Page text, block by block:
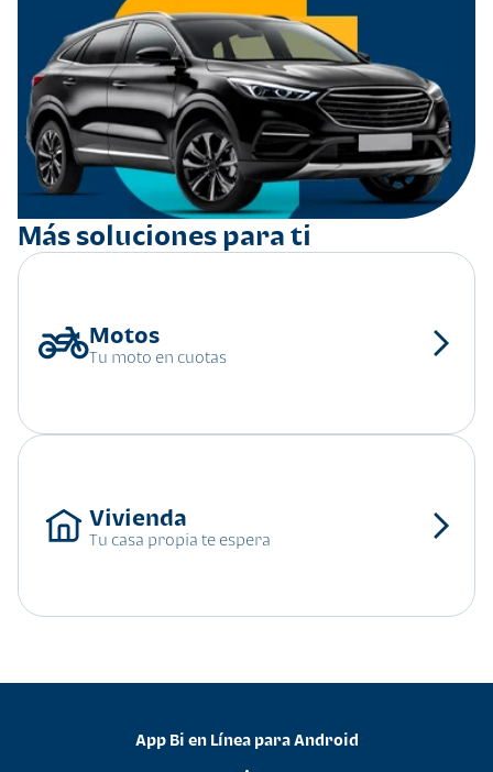
Más soluciones para ti
Tu moto en cuotas
Tu casa propia te espera
App Bi en Línea para Android